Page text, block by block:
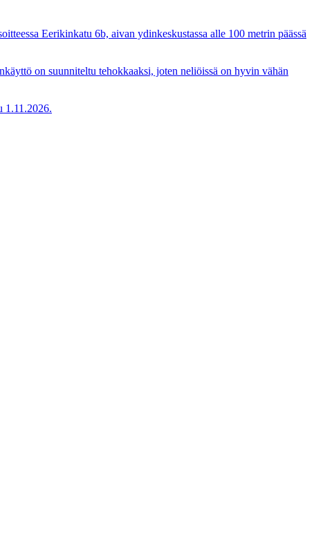
Eerikinkatu 6b, aivan ydinkeskustassa alle 100 metrin päässä
on suunniteltu tehokkaaksi, joten neliöissä on hyvin vähän
1.11.2026.